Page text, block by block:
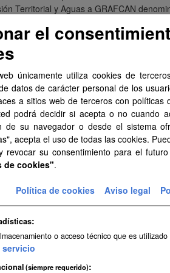
Territorial y Aguas a GRAFCAN
hidrometeorológica para
obtenidos para la isla de La Gomera
Territorial y Aguas a GRAFCAN...
ZIP
hidrometeorológica para
obtenidos para la isla de Tenerife en
hidrometeorológica para
obtenidos para la isla de Gran
Territorial y Aguas a GRAFCAN...
el
únicamente utiliza cookies de
datos de carácter personal de los
a sitios web de terceros con políticas
podrá decidir si acepta o no cuando
de su navegador o desde el sistema
acepta el uso de todas las cookies.
revocar su consentimiento para el
de cookies".
Política de cookies Aviso legal
o acceso técnico que es
servicio
(siempre requerido)